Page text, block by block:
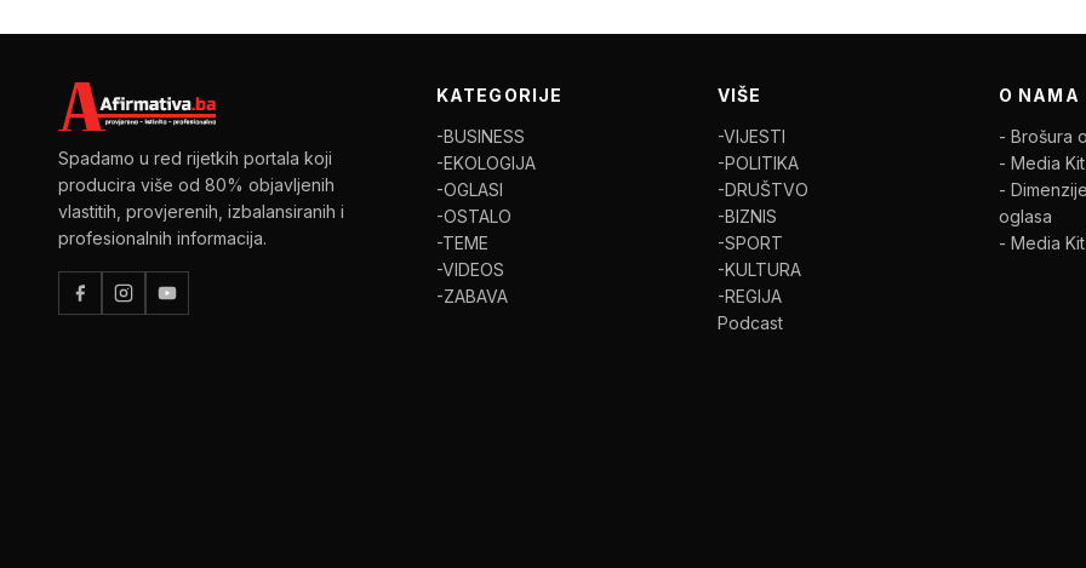
Spadamo u red rijetkih portala koji
producira više od 80% objavljenih
vlastitih, provjerenih, izbalansiranih i
profesionalnih informacija.
KATEGORIJE
-BUSINESS
-EKOLOGIJA
-OGLASI
-OSTALO
-TEME
-VIDEOS
-ZABAVA
VIŠE
-VIJESTI
-POLITIKA
-DRUŠTVO
-BIZNIS
-SPORT
-KULTURA
-REGIJA
Podcast
O NAMA
- Brošura
- Media Kit
-
oglasa
- Media